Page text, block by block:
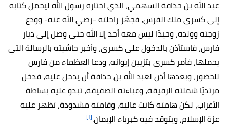
عبد الله بن حذافة السهمي، الذي اختاره رسول الله ليحمل كتابه
إلى كسرى ملك الفرس، فجهّز راحلته -رضي الله عنه- وودع
زوجته وولده، وحيدًا ليس معه أحد إلا الله حتى وصل إلى ديار
فارس، فاستأذن بالدخول على كسرى، وأخبر حاشيته بالرسالة التي
يحملها، فأمر كسرى بتزيين إيوانه، ودعا العظماء من فارس
للحضور، وبعدها أذن لعبد الله بن حذافة أن يدخل عليه، فدخل
مرتديًا شملته الرقيقة، وعباءته الصفيقة، تبدو عليه بساطة
الأعراب، لكن هامته كانت عالية، وقامته مشدودة، تظهر عليه
عزة الإسلام، ويتوقد فيه كبرياء الإيمان.[١]